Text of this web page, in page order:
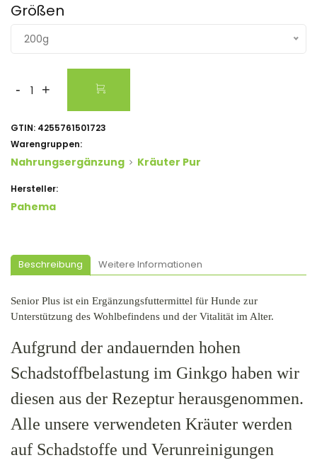
Größen
200g
- +
GTIN: 4255761501723
Warengruppen:
Nahrungsergänzung Kräuter Pur
Hersteller:
Pahema
Beschreibung Weitere Informationen
Senior Plus ist ein Ergänzungsfuttermittel für Hunde zur
Unterstützung des Wohlbefindens und der Vitalität im Alter.
Aufgrund der andauernden hohen
Schadstoffbelastung im Ginkgo haben wir
diesen aus der Rezeptur herausgenommen.
Alle unsere verwendeten Kräuter werden
auf Schadstoffe und Verunreinigungen